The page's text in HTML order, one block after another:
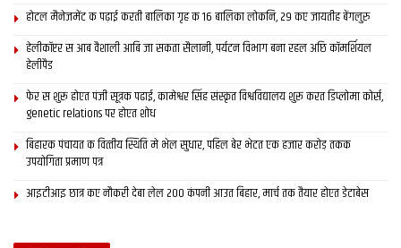
होटल मैनेजमेंट क पढ़ाई करती बालिका गृह क 16 बालिका लोकनि, 29 कए जायतीह बेंगलुरु
हेलीकॉप्टर स आब वैशाली आबि जा सकता सैलानी, पर्यटन विभाग बना रहल अछि कॉमर्शियल
हेलीपैड
फेर स शुरू होएत पंजी सूत्रक पढाई, कामेश्वर सिंह संस्कृत विश्वविद्यालय शुरू करत डिप्लोमा कोर्स,
genetic relations पर होएत शोध
बिहारक पंचायत क वित्‍तीय स्थिति मे भेल सुधार, पहिल बेर भेटत एक हजार करोड़ तकक
उपयोगिता प्रमाण पत्र
आइटीआइ छात्र कए नौकरी देबा लेल 200 कंपनी आउत बिहार, मार्च तक तैयार होएत डेटाबेस